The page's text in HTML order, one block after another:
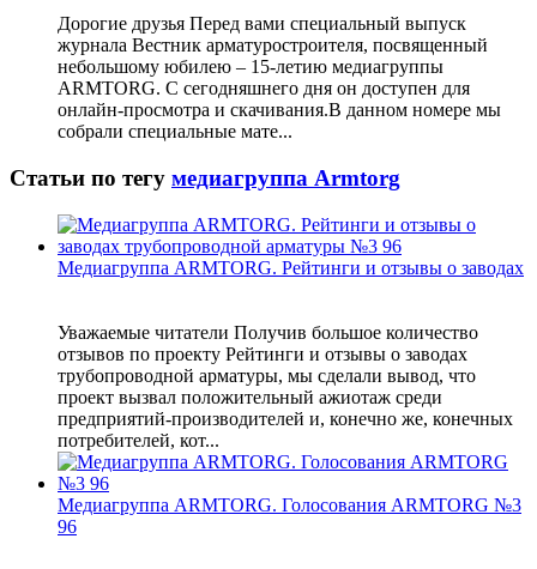
Дорогие друзья Перед вами специальный выпуск
журнала Вестник арматуростроителя, посвященный
небольшому юбилею – 15-летию медиагруппы
ARMTORG. С сегодняшнего дня он доступен для
онлайн-просмотра и скачивания.В данном номере мы
собрали специальные мате...
Статьи по тегу медиагруппа Armtorg
Медиагруппа ARMTORG. Рейтинги и отзывы о заводах
Уважаемые читатели Получив большое количество
отзывов по проекту Рейтинги и отзывы о заводах
трубопроводной арматуры, мы сделали вывод, что
проект вызвал положительный ажиотаж среди
предприятий-производителей и, конечно же, конечных
потребителей, кот...
Медиагруппа ARMTORG. Голосования ARMTORG №3
96